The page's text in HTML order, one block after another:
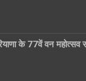
के 77वें वन महोत्सव